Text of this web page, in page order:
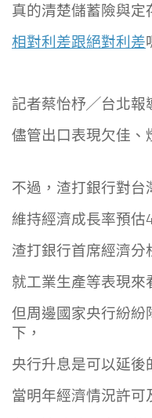
真的清楚儲蓄險與定
相對利差跟絕對利差
記者蔡怡杼╱台北報
儘管出口表現欠佳、
不過，渣打銀行對台
維持經濟成長率預估
渣打銀行首席經濟分
就工業生產等表現來
但周邊國家央行紛紛
下，
央行升息是可以延後
當明年經濟情況許可